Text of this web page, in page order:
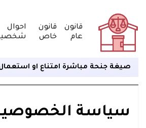
قانون
عام
قانون
خاص
احوال
سياسة